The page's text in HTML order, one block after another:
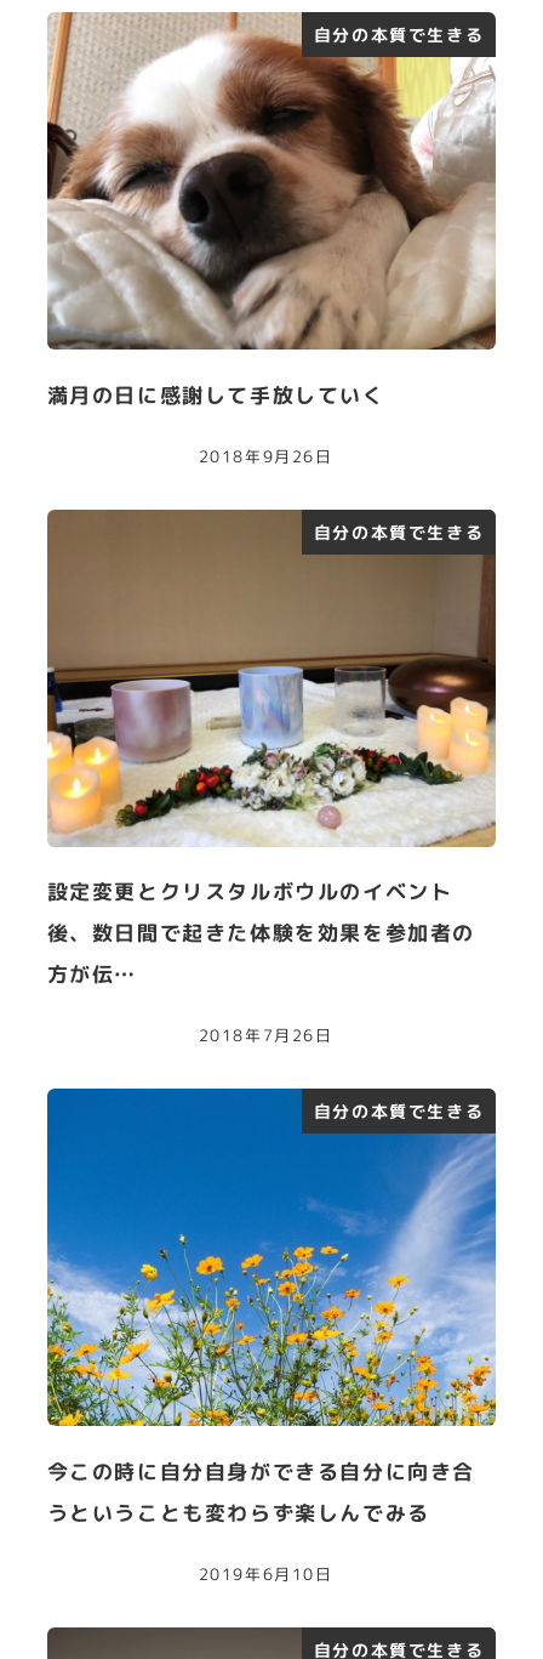
自分の本質で生きる
満月の日に感謝して手放していく
2018年9月26日
自分の本質で生きる
設定変更とクリスタルボウルのイベント
後、数日間で起きた体験を効果を参加者の
方が伝…
2018年7月26日
自分の本質で生きる
今この時に自分自身ができる自分に向き合
うということも変わらず楽しんでみる
2019年6月10日
自分の本質で生きる